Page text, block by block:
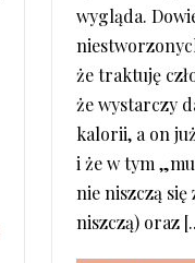
wygląda.
że traktuję
że wystarczy
kalorii, a on
i że w tym
nie niszczą
niszczą) oraz